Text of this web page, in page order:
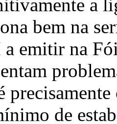
a
bem na
emitir na
de